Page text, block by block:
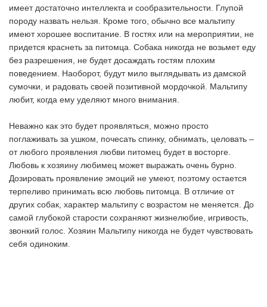
имеет достаточно интеллекта и сообразительности. Глупой
породу назвать нельзя. Кроме того, обычно все мальтипу
имеют хорошее воспитание. В гостях или на мероприятии, не
придется краснеть за питомца. Собака никогда не возьмет еду
без разрешения, не будет досаждать гостям плохим
поведением. Наоборот, будут мило выглядывать из дамской
сумочки, и радовать своей позитивной мордочкой. Мальтипу
любит, когда ему уделяют много внимания.
Неважно как это будет проявляться, можно просто
поглаживать за ушком, почесать спинку, обнимать, целовать –
от любого проявления любви питомец будет в восторге.
Любовь к хозяину любимец может выражать очень бурно.
Дозировать проявление эмоций не умеют, поэтому остается
терпеливо принимать всю любовь питомца. В отличие от
других собак, характер мальтипу с возрастом не меняется. До
самой глубокой старости сохраняют жизнелюбие, игривость,
звонкий голос. Хозяин Мальтипу никогда не будет чувствовать
себя одиноким.